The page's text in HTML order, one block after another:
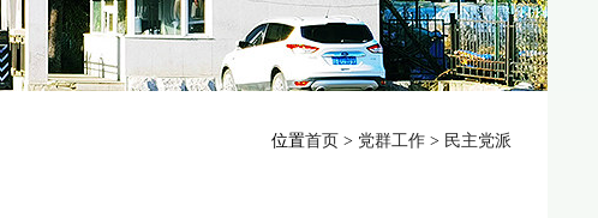
位置首页 > 党群工作 > 民主党派